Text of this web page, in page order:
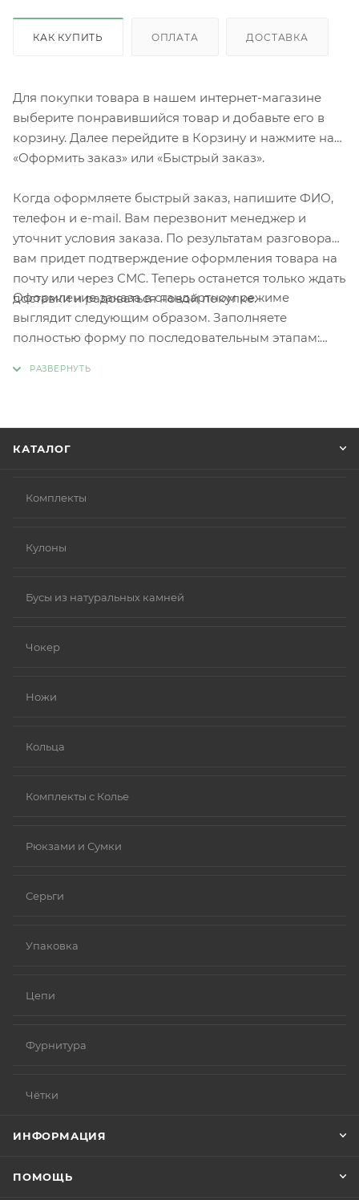
КАК КУПИТЬ ОПЛАТА ДОСТАВКА
Для покупки товара в нашем интернет-магазине
выберите понравившийся товар и добавьте его в
корзину. Далее перейдите в Корзину и нажмите на
«Оформить заказ» или «Быстрый заказ».
Когда оформляете быстрый заказ, напишите ФИО,
телефон и e-mail. Вам перезвонит менеджер и
уточнит условия заказа. По результатам разговора
вам придет подтверждение оформления товара на
почту или через СМС. Теперь останется только ждать
доставки и радоваться новой покупке.
Оформление заказа в стандартном режиме
выглядит следующим образом. Заполняете
полностью форму по последовательным этапам:
КАТАЛОГ
Комплекты
Кулоны
Бусы из натуральных камней
Чокер
Ножи
Кольца
Комплекты с Колье
Рюкзами и Сумки
Серьги
Упаковка
Цепи
Фурнитура
Чётки
ИНФОРМАЦИЯ
ПОМОЩЬ